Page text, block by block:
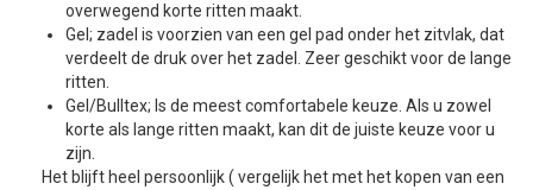
overwegend korte ritten maakt.
Gel; zadel is voorzien van een gel pad onder het zitvlak, dat
verdeelt de druk over het zadel. Zeer geschikt voor de lange
ritten.
Gel/Bulltex; Is de meest comfortabele keuze. Als u zowel
korte als lange ritten maakt, kan dit de juiste keuze voor u
zijn.
Het blijft heel persoonlijk ( vergelijk het met het kopen van een